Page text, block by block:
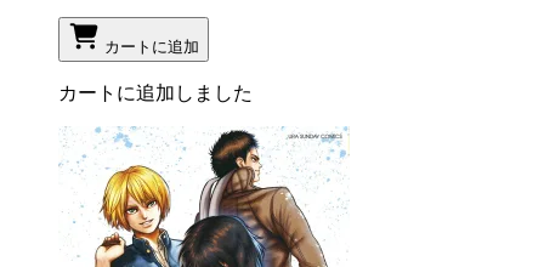
カートに追加
カートに追加しました